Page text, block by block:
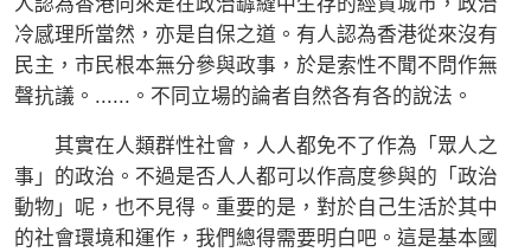
冷感理所當然，亦是自保之道。有人認為香港從來沒有
民主，市民根本無分參與政事，於是索性不聞不問作無
聲抗議。......。不同立場的論者自然各有各的說法。
其實在人類群性社會，人人都免不了作為「眾人之
事」的政治。不過是否人人都可以作高度參與的「政治
動物」呢，也不見得。重要的是，對於自己生活於其中
的社會環境和運作，我們總得需要明白吧。這是基本國